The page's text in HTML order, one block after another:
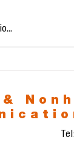
título, no